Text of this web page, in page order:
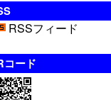
RSSフィード
コード